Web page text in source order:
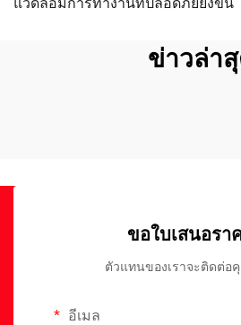
ข่าวล่า
ขอใบเสนอรา
ตัวแทนของเราจะติดต่อ
อีเมล